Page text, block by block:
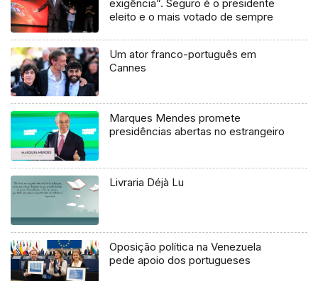
exigência”. Seguro é o presidente
eleito e o mais votado de sempre
Um ator franco-português em
Cannes
Marques Mendes promete
presidências abertas no estrangeiro
Livraria Déjà Lu
Oposição política na Venezuela
pede apoio dos portugueses